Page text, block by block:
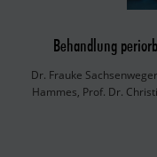
Behandlung
Dr. Frauke
Hammes, Prof. Dr.